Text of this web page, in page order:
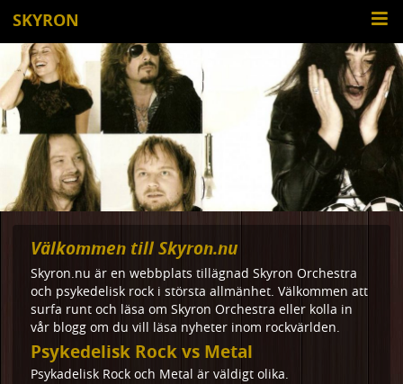
SKYRON
Välkommen till Skyron.nu
Skyron.nu är en webbplats tillägnad Skyron Orchestra
och psykedelisk rock i största allmänhet. Välkommen att
surfa runt och läsa om Skyron Orchestra eller kolla in
vår blogg om du vill läsa nyheter inom rockvärlden.
Psykedelisk Rock vs Metal
Psykadelisk Rock och Metal är väldigt olika.